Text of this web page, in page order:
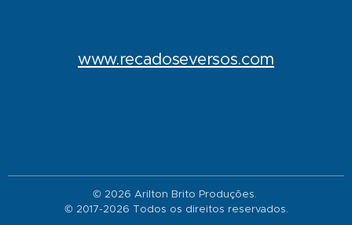
www.recadoseversos.com
© 2026 Arilton Brito Produções.
© 2017-2026 Todos os direitos reservados.